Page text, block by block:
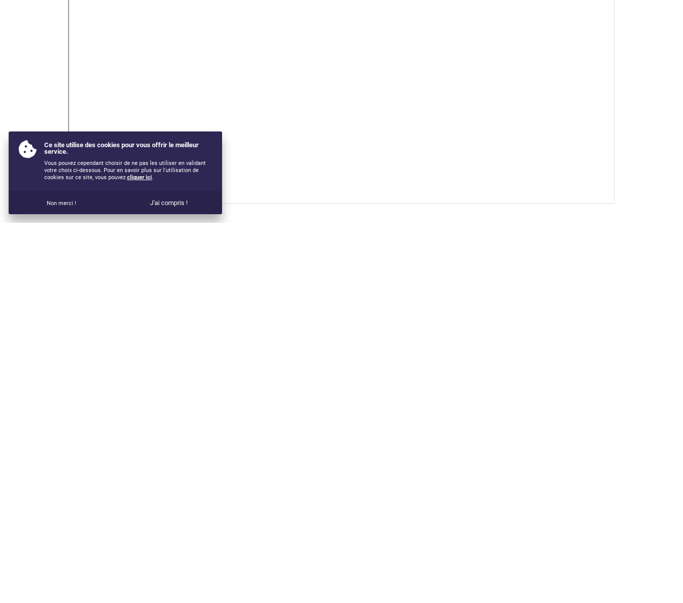
Ce site utilise des cookies pour vous offrir le meilleur
service.
Vous pouvez cependant choisir de ne pas les utiliser en validant
votre choix ci-dessous. Pour en savoir plus sur l'utilisation de
cookies sur ce site, vous pouvez cliquer ici.
Non merci ! J'ai compris !